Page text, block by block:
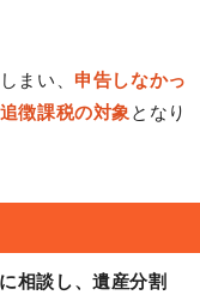
まい、 申告しなかっ
徴課税の対象 となり
相談し、遺産分割